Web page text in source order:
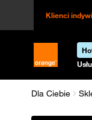
Klienci
Strona
Dla Ciebie